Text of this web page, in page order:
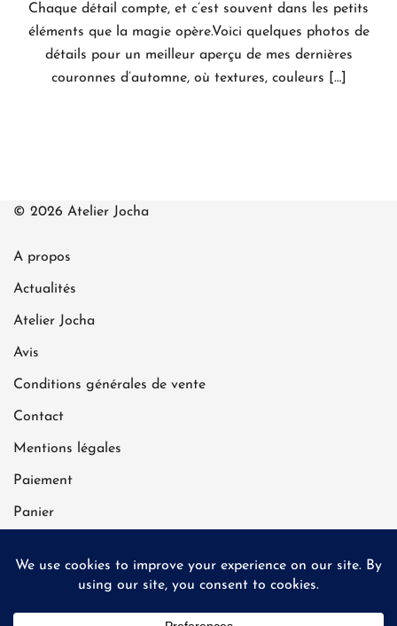
Livraison gratuite à partir de 70 €
Chaque détail compte, et c’est souvent dans les petits
éléments que la magie opère.Voici quelques photos de
détails pour un meilleur aperçu de mes dernières
couronnes d’automne, où textures, couleurs […]
© 2026 Atelier Jocha
A propos
Actualités
Atelier Jocha
Avis
Conditions générales de vente
Contact
Mentions légales
Paiement
Panier